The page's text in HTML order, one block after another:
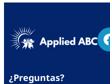
¿Preguntas?